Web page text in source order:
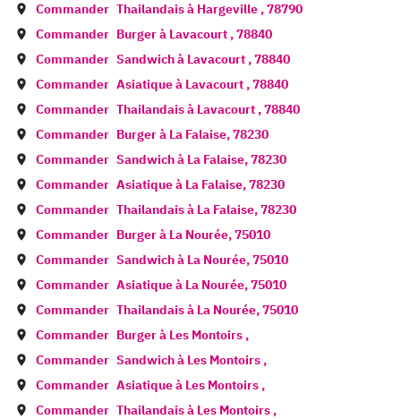
Commander Thailandais à Hargeville ,78790
Commander Burger à Lavacourt ,78840
Commander Sandwich à Lavacourt ,78840
Commander Asiatique à Lavacourt ,78840
Commander Thailandais à Lavacourt ,78840
Commander Burger à La Falaise,78230
Commander Sandwich à La Falaise,78230
Commander Asiatique à La Falaise,78230
Commander Thailandais à La Falaise,78230
Commander Burger à La Nourée,75010
Commander Sandwich à La Nourée,75010
Commander Asiatique à La Nourée,75010
Commander Thailandais à La Nourée,75010
Commander Burger à Les Montoirs ,
Commander Sandwich à Les Montoirs ,
Commander Asiatique à Les Montoirs ,
Commander Thailandais à Les Montoirs ,